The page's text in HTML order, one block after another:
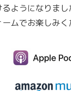
るようになりま
ムでお楽しみく